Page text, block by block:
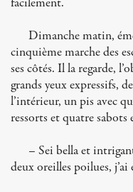
Dimanche matin,
cinquième marche des
ses côtés. Il la regarde,
grands yeux expressifs,
l’intérieur, un pis avec
ressorts et quatre sabots
– Sei bella et
deux oreilles poilues, j’ai